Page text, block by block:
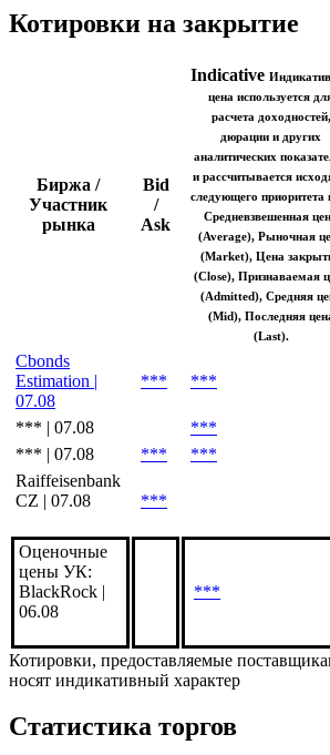
Котировки на закрытие
Биржа /
Участник
рынка
Bid
/
Ask
Indicative
цена используется
расчета доходностей,
дюрации и других
аналитических
и рассчитывается
следующего приоритета
Средневзвешенная
(Average), Рыночная
(Market), Цена
(Close), Признаваемая
(Admitted), Средняя
(Mid), Последняя
(Last).
Cbonds
Estimation |
07.08
*** ***
*** | 07.08
***
*** | 07.08
***
***
Raiffeisenbank
CZ | 07.08
***
Оценочные
цены УК:
BlackRock |
06.08
***
Котировки, предоставляемые
носят индикативный характер
Статистика торгов